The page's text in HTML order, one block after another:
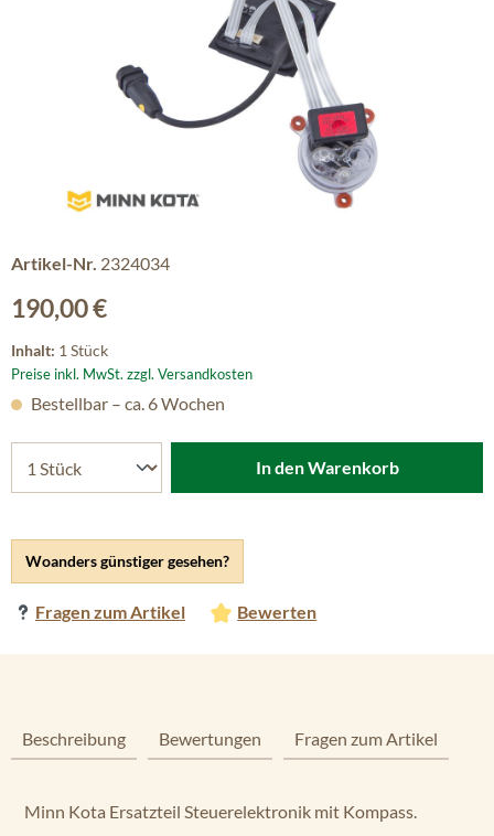
Artikel-Nr. 2324034
Regulärer Preis:
190,00 €
Inhalt: 1 Stück
Preise inkl. MwSt. zzgl. Versandkosten
Woanders günstiger gesehen?
Fragen zum Artikel Bewerten
Bestellbar – ca. 6 Wochen
In den Warenkorb
Beschreibung Bewertungen Fragen zum Artikel
Minn Kota Ersatzteil Steuerelektronik mit Kompass.